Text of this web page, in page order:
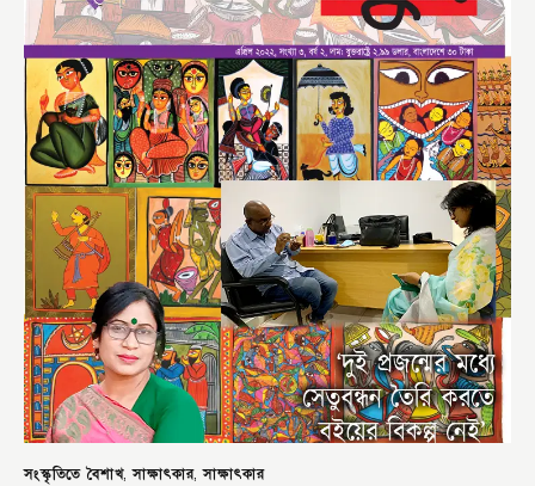
সংস্কৃতিতে বৈশাখ,সাক্ষাৎকার,সাক্ষাৎকার